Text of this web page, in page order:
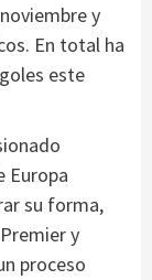
y
En total ha
este
Europa
su forma,
y
proceso